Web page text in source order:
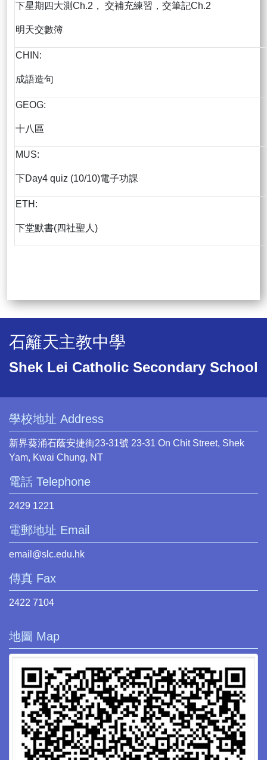
下星期四大測Ch.2， 交補充練習，交筆記Ch.2
明天交數簿
CHIN:
成語造句
GEOG:
十八區
MUS:
下Day4 quiz (10/10)電子功課
ETH:
下堂默書(四社聖人)
石籬天主教中學
Shek Lei Catholic Secondary School
學校地址 Address
新界葵涌石蔭安捷街23-31號 23-31 On Chit Street, Shek
Yam, Kwai Chung, NT
電話 Telephone
2429 1221
電郵地址 Email
email@slc.edu.hk
傳真 Fax
2422 7104
地圖 Map